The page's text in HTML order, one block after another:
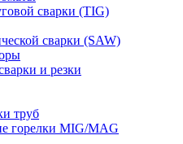
сварки (TIG)
сварки (SAW)
и резки
труб
горелки MIG/MAG